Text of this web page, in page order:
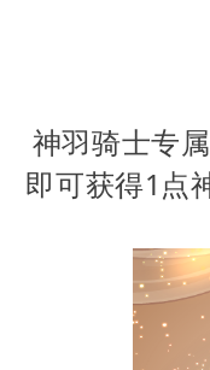
神羽骑士专
即可获得1点